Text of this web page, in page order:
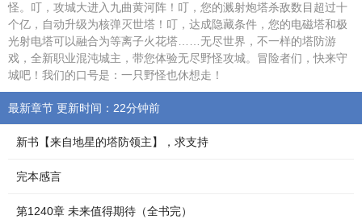
怪。叮，攻城大进入九曲黄河阵！叮，您的溅射炮塔杀敌数目超过十
个亿，自动升级为核弹灭世塔！叮，达成隐藏条件，您的电磁塔和极
光射电塔可以融合为等离子火花塔……无尽世界，不一样的塔防游
戏，全新职业混沌城主，带您体验无尽野怪攻城。冒险者们，快来守
城吧！我们的口号是：一只野怪也休想走！
最新章节 更新时间：22分钟前
新书【来自地星的塔防领主】，求支持
完本感言
第1240章 未来值得期待（全书完）